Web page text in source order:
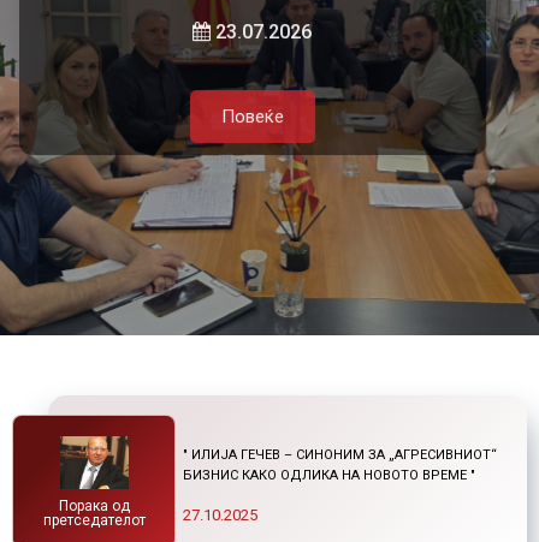
локалната самоуправа и приватниот
сектор
05.08.2026
Повеќе
23.07.2026
Повеќе
и нетарифните бариери
21.07.2026
Повеќе
Порака од
претседателот
" ИЛИЈА ГЕЧЕВ – СИНОНИМ ЗА „АГРЕСИВНИОТ“
БИЗНИС КАКО ОДЛИКА НА НОВОТО ВРЕМЕ "
27.10.2025